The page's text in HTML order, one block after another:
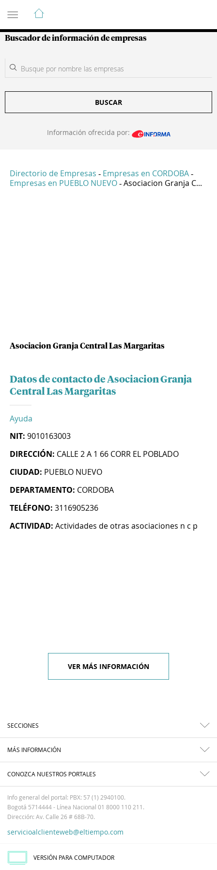
Guía de Empresas Colombianas
Buscador de información de empresas
BUSCAR
Información ofrecida por:
Directorio de Empresas - Empresas en CORDOBA -
Empresas en PUEBLO NUEVO - Asociacion Granja C...
Asociacion Granja Central Las Margaritas
Datos de contacto de Asociacion Granja
Central Las Margaritas
Ayuda
NIT: 9010163003
DIRECCIÓN: CALLE 2 A 1 66 CORR EL POBLADO
CIUDAD: PUEBLO NUEVO
DEPARTAMENTO: CORDOBA
TELÉFONO: 3116905236
ACTIVIDAD: Actividades de otras asociaciones n c p
VER MÁS INFORMACIÓN
SECCIONES
MÁS INFORMACIÓN
CONOZCA NUESTROS PORTALES
Info general del portal: PBX: 57 (1) 2940100.
Bogotá 5714444 - Línea Nacional 01 8000 110 211.
Dirección: Av. Calle 26 # 68B-70.
servicioalclienteweb@eltiempo.com
VERSIÓN PARA COMPUTADOR